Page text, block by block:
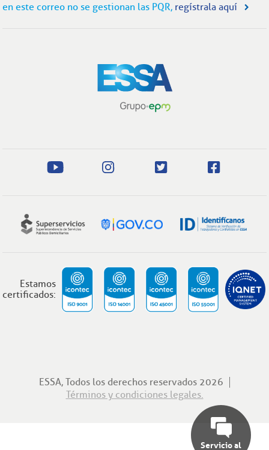
Servicio al
en este correo no se gestionan las PQR, regístrala aquí
Estamos
certificados:
ESSA, Todos los derechos reservados 2026
Términos y condiciones legales.